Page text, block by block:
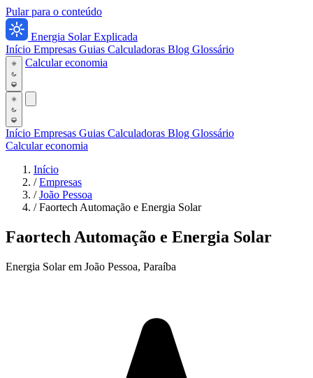
Pular para o conteúdo
Energia Solar Explicada
Início Empresas Guias Calculadoras Blog Glossário
Calcular economia
Início Empresas Guias Calculadoras Blog Glossário
Calcular economia
Início
/ Empresas
/ João Pessoa
/ Faortech Automação e Energia Solar
Faortech Automação e Energia Solar
Energia Solar em João Pessoa, Paraíba